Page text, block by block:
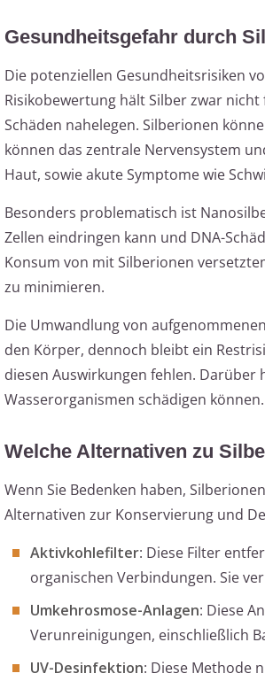
Gesundheitsgefahr durch
Die potenziellen Gesundheitsrisiken
Risikobewertung hält Silber zwar
Schäden nahelegen. Silberionen
können das zentrale Nervensystem
Haut, sowie akute Symptome wie
Besonders problematisch ist
Zellen eindringen kann und DNA-
Konsum von mit Silberionen
zu minimieren.
Die Umwandlung von
den Körper, dennoch bleibt ein
diesen Auswirkungen fehlen.
Wasserorganismen schädigen können.
Welche Alternativen zu
Wenn Sie Bedenken haben,
Alternativen zur Konservierung und
Aktivkohlefilter: Diese Filter
organischen Verbindungen. Sie
Umkehrosmose-Anlagen: Diese
Verunreinigungen, einschließlich
UV-Desinfektion: Diese Methode